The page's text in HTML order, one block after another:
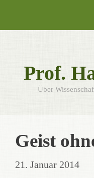
content
Prof.
Über
Geist
21. Januar 2014